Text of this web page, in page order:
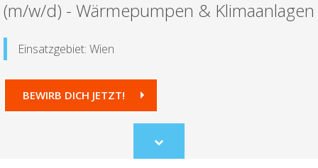
(m/w/d) - Wärmepumpen & Klimaanlagen
Einsatzgebiet: Wien
BEWIRB DICH JETZT!
Scroll
to